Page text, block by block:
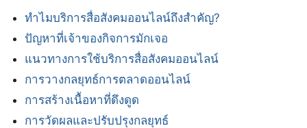
ทำไมบริการสื่อสังคมออนไลน์ถึงสำคัญ?
ปัญหาที่เจ้าของกิจการมักเจอ
แนวทางการใช้บริการสื่อสังคมออนไลน์
การวางกลยุทธ์การตลาดออนไลน์
การสร้างเนื้อหาที่ดึงดูด
การวัดผลและปรับปรุงกลยุทธ์